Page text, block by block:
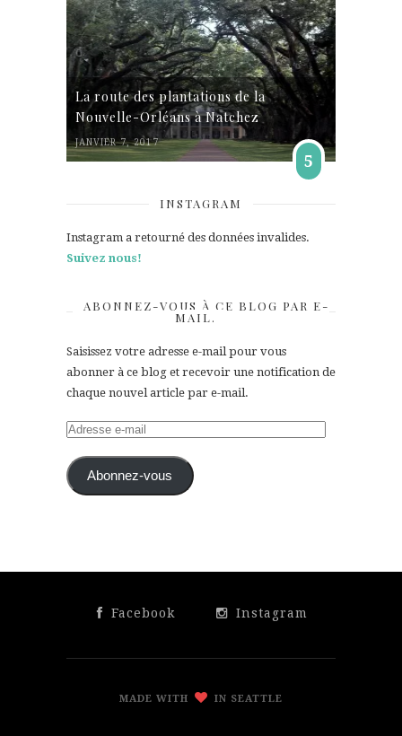
La route des plantations de la
Nouvelle-Orléans à Natchez
JANVIER 7, 2017
5
INSTAGRAM
Instagram a retourné des données invalides.
Suivez nous!
ABONNEZ-VOUS À CE BLOG PAR E-
MAIL.
Saisissez votre adresse e-mail pour vous
abonner à ce blog et recevoir une notification de
chaque nouvel article par e-mail.
Adresse
mail Abonnez-vous
Facebook Instagram
MADE WITH IN SEATTLE